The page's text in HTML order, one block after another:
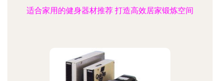
适合家用的健身器材推荐 打造高效居家锻炼空间